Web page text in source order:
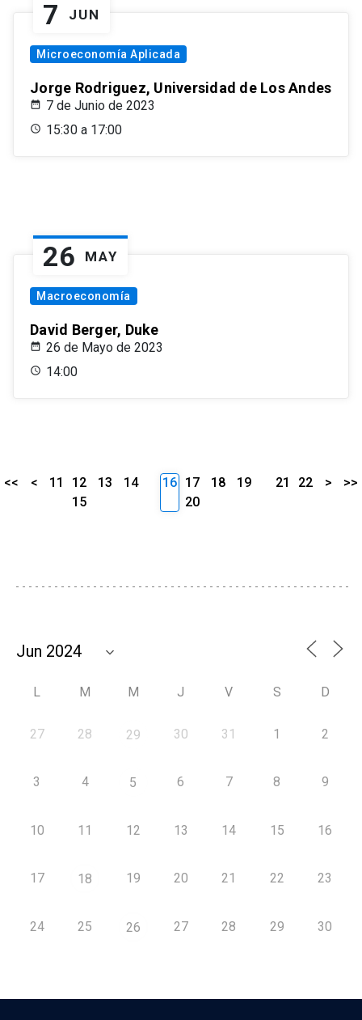
7 JUN
Microeconomía Aplicada
Jorge Rodriguez, Universidad de Los Andes
7 de Junio de 2023
15:30 a 17:00
26 MAY
Macroeconomía
David Berger, Duke
26 de Mayo de 2023
14:00
<< < 11 12 13
14
15
16 17 18
19
20
21 22 > >>
L M M J V S D
27 28 29 30 31 1 2
3 4 5 6 7 8 9
10 11 12 13 14 15 16
17 18 19 20 21 22 23
24 25 26 27 28 29 30